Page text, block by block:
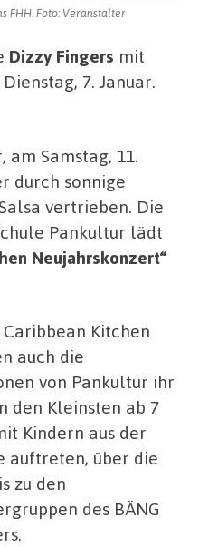
FHH. Foto: Veranstalter
Dizzy Fingers mit
7. Januar.
am Samstag, 11.
durch sonnige
vertrieben. Die
Pankultur lädt
Neujahrskonzert“
Kitchen
auch die
von Pankultur ihr
den Kleinsten ab 7
Kindern aus der
auftreten, über die
zu den
des BÄNG